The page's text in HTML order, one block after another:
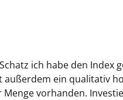
ich habe den Index
ein qualitativ
vorhanden.